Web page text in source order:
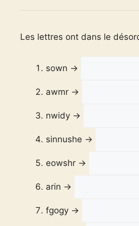
Les lettres ont dans le
sown →
awmr →
nwidy →
sinnushe →
eowshr →
arin →
fgogy →